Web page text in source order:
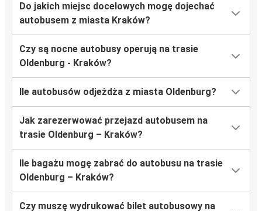
Do jakich miejsc docelowych mogę dojechać
autobusem z miasta Kraków?
Czy są nocne autobusy operują na trasie
Oldenburg - Kraków?
Ile autobusów odjeżdża z miasta Oldenburg?
Jak zarezerwować przejazd autobusem na
trasie Oldenburg – Kraków?
Ile bagażu mogę zabrać do autobusu na trasie
Oldenburg – Kraków?
Czy muszę wydrukować bilet autobusowy na